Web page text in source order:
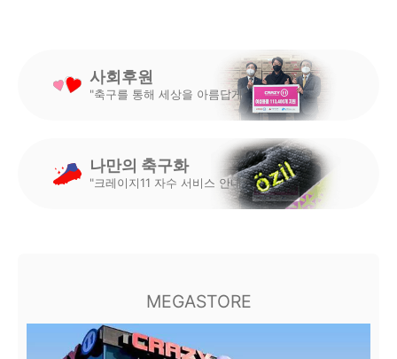
사회후원
"축구를 통해 세상을 아름답게"
나만의 축구화
"크레이지11 자수 서비스 안내"
MEGASTORE